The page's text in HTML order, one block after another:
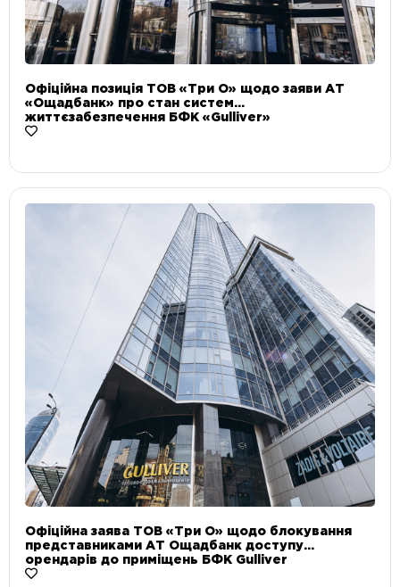
Офіційна позиція ТОВ «Три О» щодо заяви АТ
«Ощадбанк» про стан систем
життєзабезпечення БФК «Gulliver»
Офіційна заява ТОВ «Три О» щодо блокування
представниками АТ Ощадбанк доступу
орендарів до приміщень БФК Gulliver